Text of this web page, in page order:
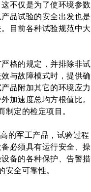
不仅是为了使环境参数
品试验的安全出发也是
目前各种试验规范中大
格的规定，并排除非试
与故障模式时，提供确
品附加其它的环境应力
加速度总均方根值比。
定的检定项目。
的军工产品，试验过程
必须具有运行安全、操
备的各种保护、告警措
全可靠性。